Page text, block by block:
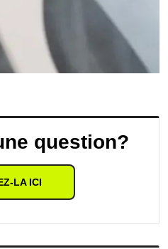
question?
LA ICI